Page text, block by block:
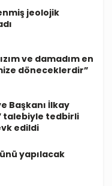
jeolojik
ve damadım en
döneceklerdir”
Başkanı İlkay
talebiyle tedbirli
edildi
yapılacak